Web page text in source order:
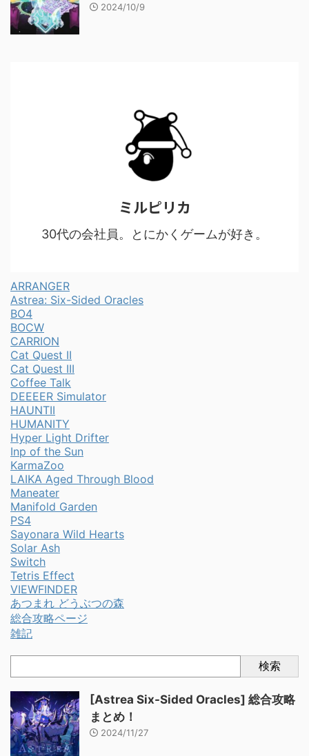
2024/10/9
ミルピリカ
30代の会社員。とにかくゲームが好き。
ARRANGER
Astrea: Six-Sided Oracles
BO4
BOCW
CARRION
Cat Quest II
Cat Quest III
Coffee Talk
DEEEER Simulator
HAUNTII
HUMANITY
Hyper Light Drifter
Inp of the Sun
KarmaZoo
LAIKA Aged Through Blood
Maneater
Manifold Garden
PS4
Sayonara Wild Hearts
Solar Ash
Switch
Tetris Effect
VIEWFINDER
あつまれ どうぶつの森
総合攻略ページ
雑記
検索
[Astrea Six-Sided Oracles] 総合攻略
まとめ！
2024/11/27